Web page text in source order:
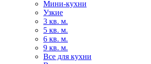
Мини-кухни
Узкие
3 кв. м.
5 кв. м.
6 кв. м.
9 кв. м.
Все для кухни